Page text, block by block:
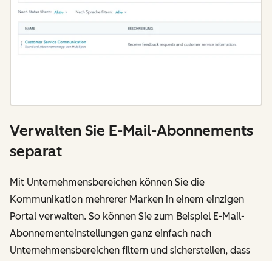
Verwalten Sie E-Mail-Abonnements
separat
Mit Unternehmensbereichen können Sie die
Kommunikation mehrerer Marken in einem einzigen
Portal verwalten. So können Sie zum Beispiel E-Mail-
Abonnementeinstellungen ganz einfach nach
Unternehmensbereichen filtern und sicherstellen, dass